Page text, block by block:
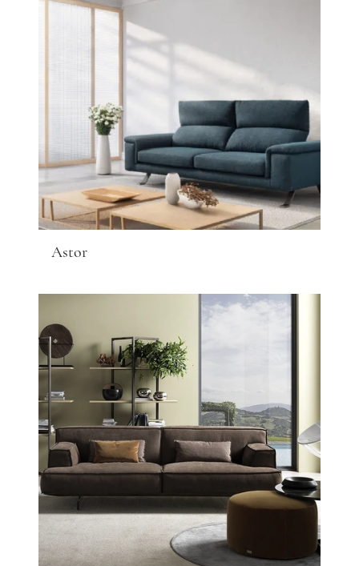
Astor